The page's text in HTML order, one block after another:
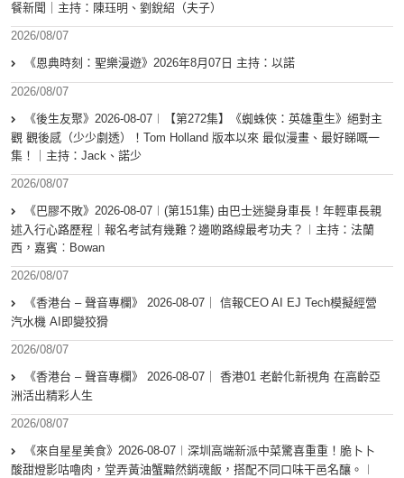
餐新聞｜主持：陳珏明、劉銳紹（夫子）
2026/08/07
《恩典時刻：聖樂漫遊》2026年8月07日 主持：以諾
2026/08/07
《後生友聚》2026-08-07︱【第272集】《蜘蛛俠：英雄重生》絕對主
觀 觀後感（少少劇透）！Tom Holland 版本以來 最似漫畫、最好睇嘅一
集！｜主持：Jack、諾少
2026/08/07
《巴膠不敗》2026-08-07︱(第151集) 由巴士迷變身車長！年輕車長親
述入行心路歷程｜報名考試有幾難？邊啲路線最考功夫？︱主持：法蘭
西，嘉賓︰Bowan
2026/08/07
《香港台 – 聲音專欄》 2026-08-07｜ 信報CEO AI EJ Tech模擬經營
汽水機 AI即變狡猾
2026/08/07
《香港台 – 聲音專欄》 2026-08-07｜ 香港01 老齡化新視角 在高齡亞
洲活出精彩人生
2026/08/07
《來自星星美食》2026-08-07︱深圳高端新派中菜驚喜重重！脆卜卜
酸甜燈影咕嚕肉，堂弄黃油蟹黯然銷魂飯，搭配不同口味干邑名釀。︱